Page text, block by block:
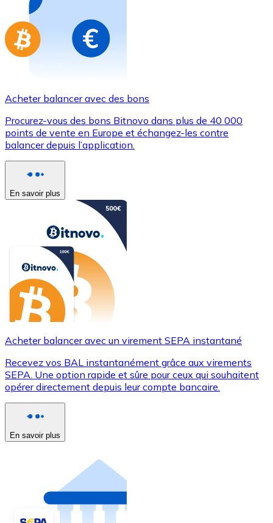
Aller à la boutique de cartes-cadeaux
Acheter balancer avec des bons
Procurez-vous des bons Bitnovo dans plus de 40 000
points de vente en Europe et échangez-les contre
balancer depuis l’application.
En savoir plus
Acheter balancer avec un virement SEPA instantané
Recevez vos BAL instantanément grâce aux virements
SEPA. Une option rapide et sûre pour ceux qui souhaitent
opérer directement depuis leur compte bancaire.
En savoir plus